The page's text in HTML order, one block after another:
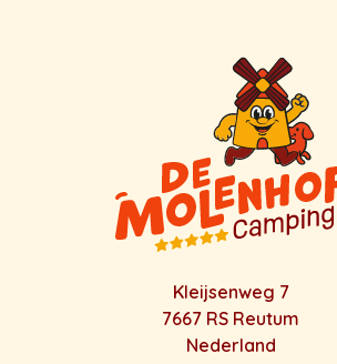
Kleijsenweg 7
7667 RS Reutum
Nederland